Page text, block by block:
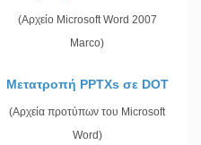
(Αρχείο Microsoft Word 2007
Marco)
Μετατροπή PPTXs σε DOT
(Αρχεία προτύπων του Microsoft
Word)